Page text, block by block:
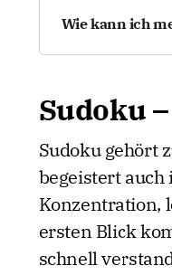
im Zug oder im
Wie kann ich
ausprobieren.
Sudoku
Sudoku gehört
begeistert
Konzentration,
ersten Blick
schnell